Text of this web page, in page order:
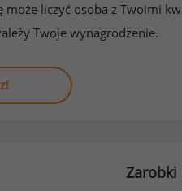
może liczyć osoba z Twoimi
Twoje wynagrodzenie.
Zarobki